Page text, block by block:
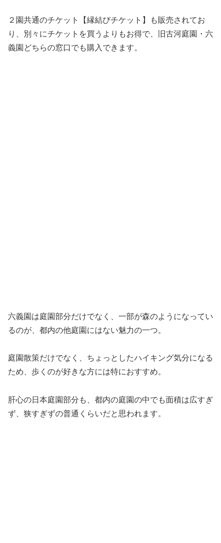
２園共通のチケット【縁結びチケット】も販売されてお
り、別々にチケットを買うよりもお得で、旧古河庭園・六
義園どちらの窓口でも購入できます。
六義園は庭園部分だけでなく、一部が森のようになってい
るのが、都内の他庭園にはない魅力の一つ。
庭園散策だけでなく、ちょっとしたハイキング気分になる
ため、歩くのが好きな方には特におすすめ。
肝心の日本庭園部分も、都内の庭園の中でも面積は広すぎ
ず、狭すぎずの普通くらいだと思われます。